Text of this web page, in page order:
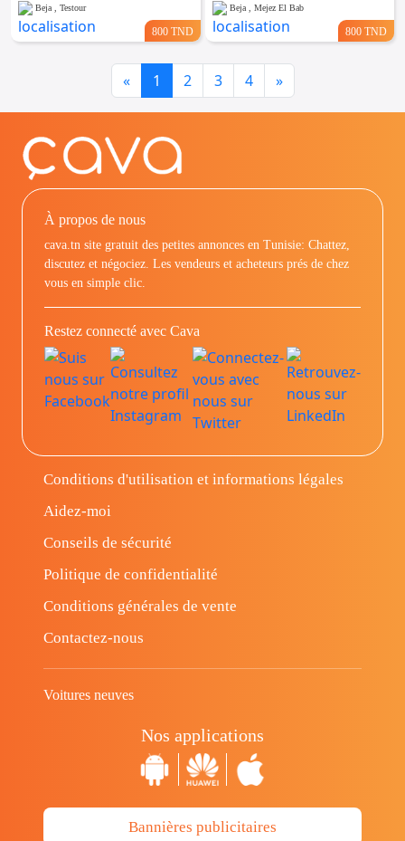
Beja , Testour
800 TND
Beja , Mejez El Bab
800 TND
«Previous
1 2 3 4 »Next
À propos de nous
cava.tn site gratuit des petites annonces en Tunisie: Chattez,
discutez et négociez. Les vendeurs et acheteurs prés de chez
vous en simple clic.
Restez connecté avec Cava
Conditions d'utilisation et informations légales
Aidez-moi
Conseils de sécurité
Politique de confidentialité
Conditions générales de vente
Contactez-nous
Voitures neuves
Nos applications
Bannières publicitaires